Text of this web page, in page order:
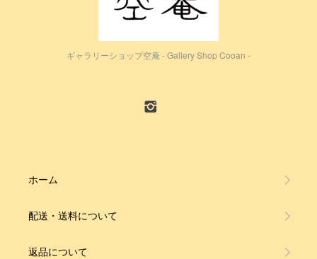
ギャラリーショップ空庵 - Gallery Shop Cooan -
ホーム
配送・送料について
返品について